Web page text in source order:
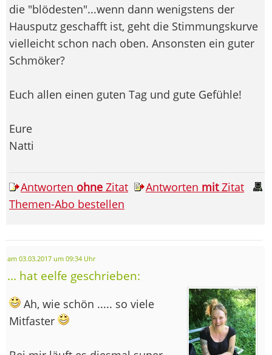
die "blödesten"...wenn dann wenigstens der
Hausputz geschafft ist, geht die Stimmungskurve
vielleicht schon nach oben. Ansonsten ein guter
Schmöker?
Euch allen einen guten Tag und gute Gefühle!
Eure
Natti
Antworten ohne Zitat Antworten mitZitat
Themen-Abo bestellen
am 03.03.2017 um 09:34 Uhr
... hat eelfe geschrieben:
Ah, wie schön ..... so viele
Mitfaster